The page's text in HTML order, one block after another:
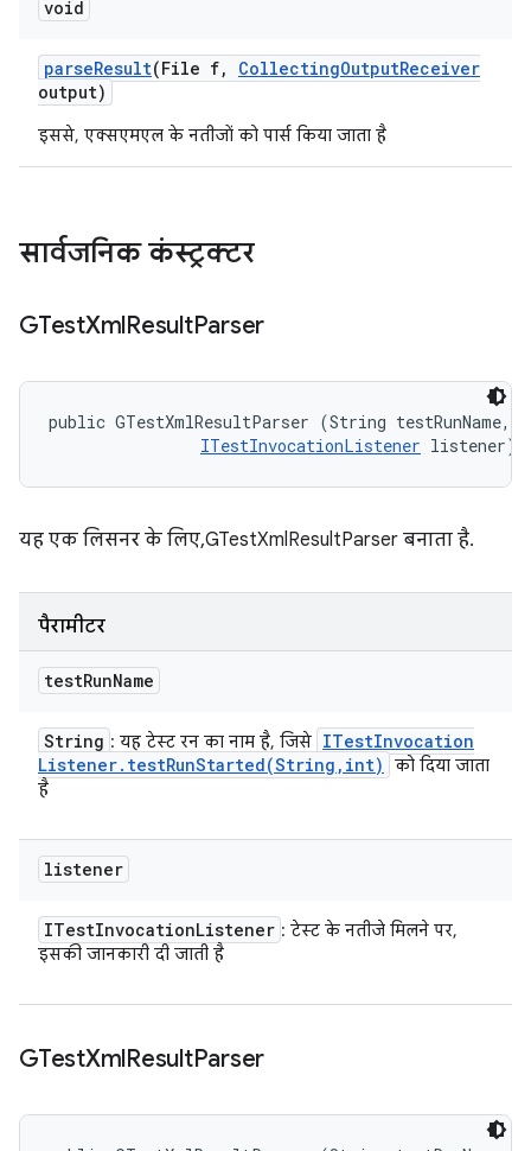
void
parseResult(File f, CollectingOutputReceiver
output)
इससे, एक्सएमएल के नतीजों को पार्स किया जाता है
सार्वजनिक कंस्ट्रक्टर
GTestXmlResultParser
public GTestXmlResultParser (String testRunName,
ITestInvocationListener listener)
यह एक लिसनर के लिए, GTestXmlResultParser बनाता है.
पैरामीटर
testRunName
String : यह टेस्ट रन का नाम है, जिसे ITestInvocation
Listener. testRunStarted(String , int)
को दिया जाता
है
listener
ITestInvocationListener : टेस्ट के नतीजे मिलने पर,
इसकी जानकारी दी जाती है
GTestXmlResultParser